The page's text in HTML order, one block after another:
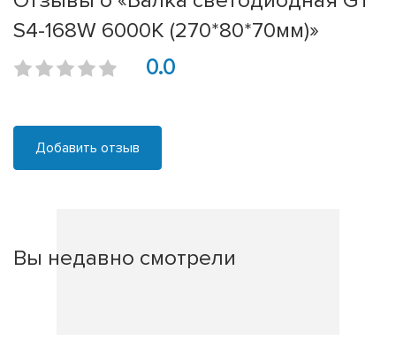
S4-168W 6000K (270*80*70мм)»
0.0
Добавить отзыв
Вы недавно смотрели